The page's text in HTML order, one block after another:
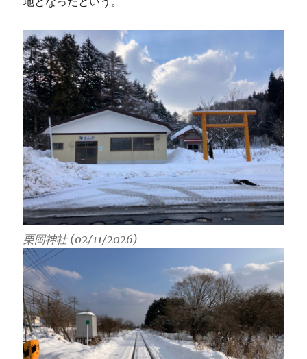
栗岡神社 (02/11/2026)